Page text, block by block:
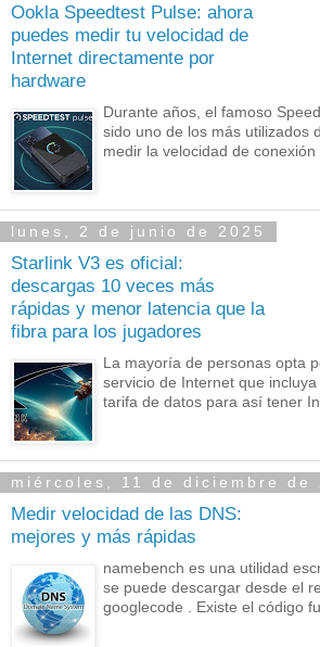
Ookla Speedtest Pulse: ahora
puedes medir tu velocidad de
Internet directamente por
hardware
Durante años, el famoso
sido uno de los más utilizados
medir la velocidad de conexión
lunes, 2 de junio de 2025
Starlink V3 es oficial:
descargas 10 veces más
rápidas y menor latencia que la
fibra para los jugadores
La mayoría de personas opta
servicio de Internet que
tarifa de datos para así tener
miércoles, 11 de diciembre de
Medir velocidad de las DNS:
mejores y más rápidas
namebench es una utilidad
se puede descargar desde el
googlecode . Existe el código